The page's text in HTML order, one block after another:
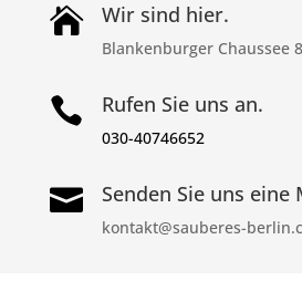
 Wir sind hier.
Blankenburger Chaussee
 Rufen Sie uns an.
030-40746652
 Senden Sie uns eine
kontakt@sauberes-